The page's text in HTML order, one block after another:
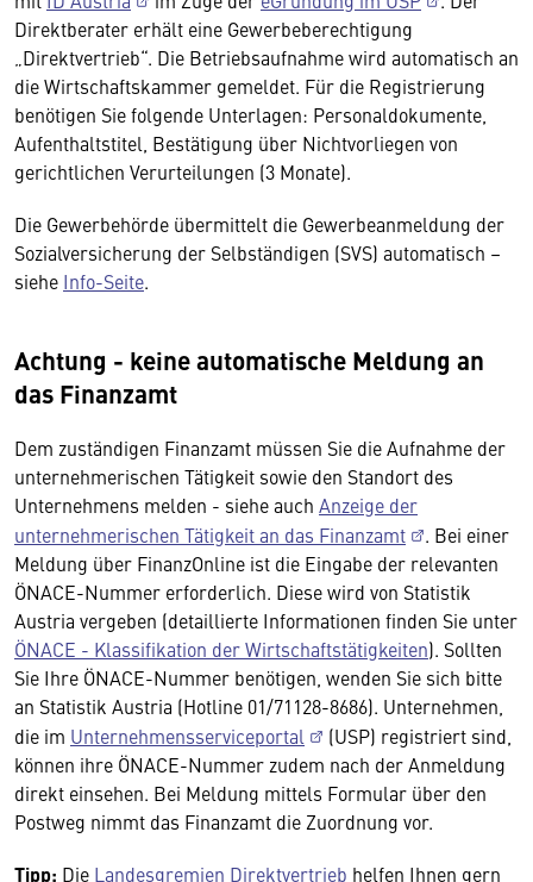
Direktberater erhält eine Gewerbeberechtigung
„Direktvertrieb“. Die Betriebsaufnahme wird automatisch an
die Wirtschaftskammer gemeldet. Für die Registrierung
benötigen Sie folgende Unterlagen: Personaldokumente,
Aufenthaltstitel, Bestätigung über Nichtvorliegen von
gerichtlichen Verurteilungen (3 Monate).
Die Gewerbehörde übermittelt die Gewerbeanmeldung der
Sozialversicherung der Selbständigen (SVS) automatisch –
siehe Info-Seite.
Achtung - keine automatische Meldung an
das Finanzamt
Dem zuständigen Finanzamt müssen Sie die Aufnahme der
unternehmerischen Tätigkeit sowie den Standort des
Unternehmens melden - siehe auch Anzeige der
unternehmerischen Tätigkeit an das Finanzamt
. Bei einer
Meldung über FinanzOnline ist die Eingabe der relevanten
ÖNACE-Nummer erforderlich. Diese wird von Statistik
Austria vergeben (detaillierte Informationen finden Sie unter
ÖNACE - Klassifikation der Wirtschaftstätigkeiten). Sollten
Sie Ihre ÖNACE-Nummer benötigen, wenden Sie sich bitte
an Statistik Austria (Hotline 01/71128-8686). Unternehmen,
die im Unternehmensserviceportal
(USP) registriert sind,
können ihre ÖNACE-Nummer zudem nach der Anmeldung
direkt einsehen. Bei Meldung mittels Formular über den
Postweg nimmt das Finanzamt die Zuordnung vor.
Tipp: Die Landesgremien Direktvertrieb helfen Ihnen gern